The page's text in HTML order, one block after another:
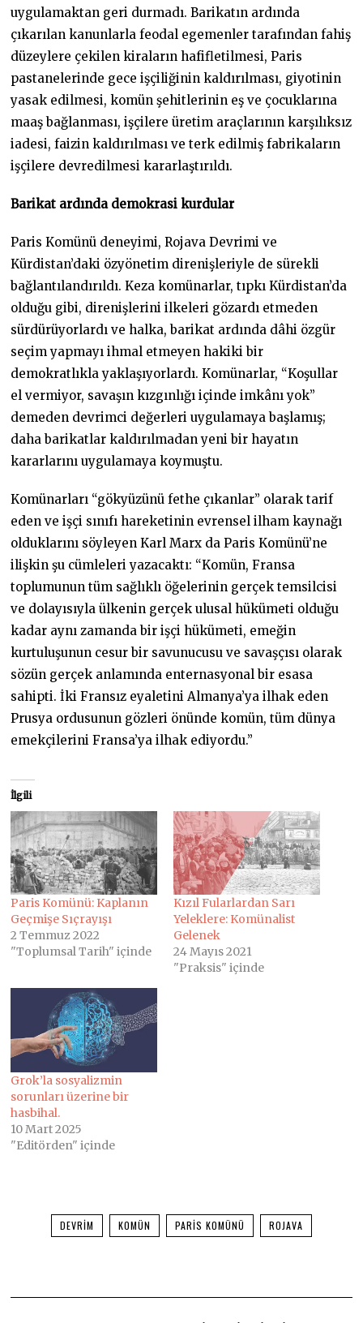
uygulamaktan geri durmadı. Barikatın ardında
çıkarılan kanunlarla feodal egemenler tarafından fahiş
düzeylere çekilen kiraların hafifletilmesi, Paris
pastanelerinde gece işçiliğinin kaldırılması, giyotinin
yasak edilmesi, komün şehitlerinin eş ve çocuklarına
maaş bağlanması, işçilere üretim araçlarının karşılıksız
iadesi, faizin kaldırılması ve terk edilmiş fabrikaların
işçilere devredilmesi kararlaştırıldı.
Barikat ardında demokrasi kurdular
Paris Komünü deneyimi, Rojava Devrimi ve
Kürdistan’daki özyönetim direnişleriyle de sürekli
bağlantılandırıldı. Keza komünarlar, tıpkı Kürdistan’da
olduğu gibi, direnişlerini ilkeleri gözardı etmeden
sürdürüyorlardı ve halka, barikat ardında dâhi özgür
seçim yapmayı ihmal etmeyen hakiki bir
demokratlıkla yaklaşıyorlardı. Komünarlar, “Koşullar
el vermiyor, savaşın kızgınlığı içinde imkânı yok”
demeden devrimci değerleri uygulamaya başlamış;
daha barikatlar kaldırılmadan yeni bir hayatın
kararlarını uygulamaya koymuştu.
Komünarları “gökyüzünü fethe çıkanlar” olarak tarif
eden ve işçi sınıfı hareketinin evrensel ilham kaynağı
olduklarını söyleyen Karl Marx da Paris Komünü’ne
ilişkin şu cümleleri yazacaktı: “Komün, Fransa
toplumunun tüm sağlıklı öğelerinin gerçek temsilcisi
ve dolayısıyla ülkenin gerçek ulusal hükümeti olduğu
kadar aynı zamanda bir işçi hükümeti, emeğin
kurtuluşunun cesur bir savunucusu ve savaşçısı olarak
sözün gerçek anlamında enternasyonal bir esasa
sahipti. İki Fransız eyaletini Almanya’ya ilhak eden
Prusya ordusunun gözleri önünde komün, tüm dünya
emekçilerini Fransa’ya ilhak ediyordu.”
İlgili
Paris Komünü: Kaplanın
Geçmişe Sıçrayışı
2 Temmuz 2022
"Toplumsal Tarih" içinde
Kızıl Fularlardan Sarı
Yeleklere: Komünalist
Gelenek
24 Mayıs 2021
"Praksis" içinde
Grok’la sosyalizmin
sorunları üzerine bir
hasbihal.
10 Mart 2025
"Editörden" içinde
DEVRIM KOMÜN PARIS KOMÜNÜ ROJAVA